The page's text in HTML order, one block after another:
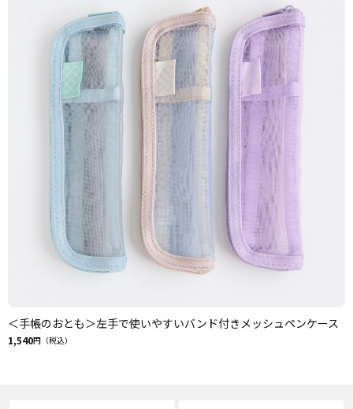
＜手帳のおとも＞左手で使いやすいバンド付きメッシュペンケース
1,540円（税込）